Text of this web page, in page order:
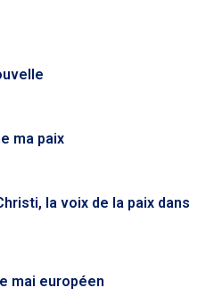
ma paix
la voix de la paix dans
mai européen